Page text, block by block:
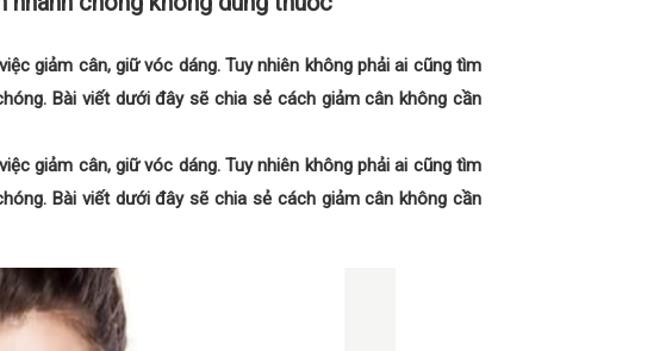
giảm cân, giữ vóc dáng. Tuy nhiên không phải ai cũng tìm
Bài viết dưới đây sẽ chia sẻ cách giảm cân không cần
giảm cân, giữ vóc dáng. Tuy nhiên không phải ai cũng tìm
Bài viết dưới đây sẽ chia sẻ cách giảm cân không cần